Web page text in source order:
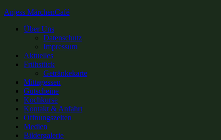
Anjess MärchenCafé
Primary
Über Uns
Datenschutz
Impressum
Aktuelles
Frühstück
Getränkekarte
Mittagessen
Gutscheine
Kochkurse
Kontakt & Anfahrt
Öffnungszeiten
Medien
Bildergalerie